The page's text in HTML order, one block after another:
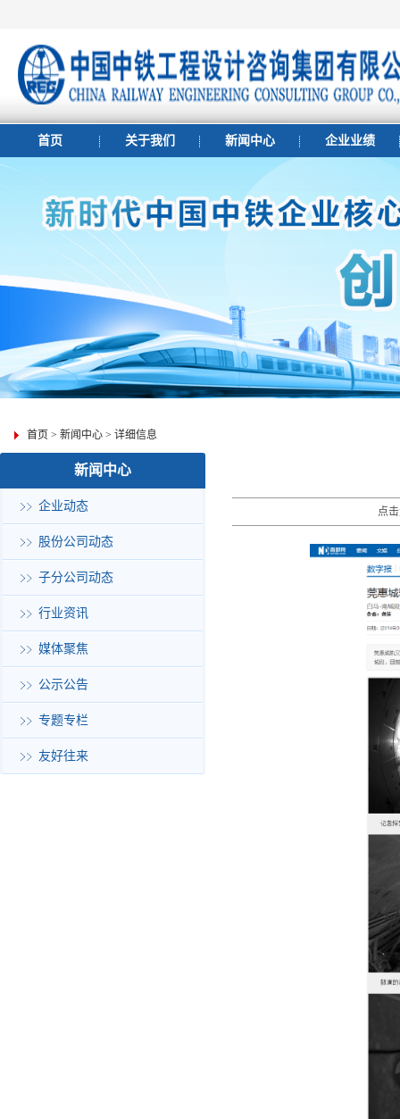
首页 关于我们 新闻中心 企业业绩
首页 > 新闻中心 > 详细信息
新闻中心
企业动态
股份公司动态
子分公司动态
行业资讯
媒体聚焦
公示公告
专题专栏
友好往来
点